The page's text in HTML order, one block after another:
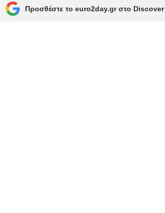
Προσθέστε το euro2day.gr στο Discover